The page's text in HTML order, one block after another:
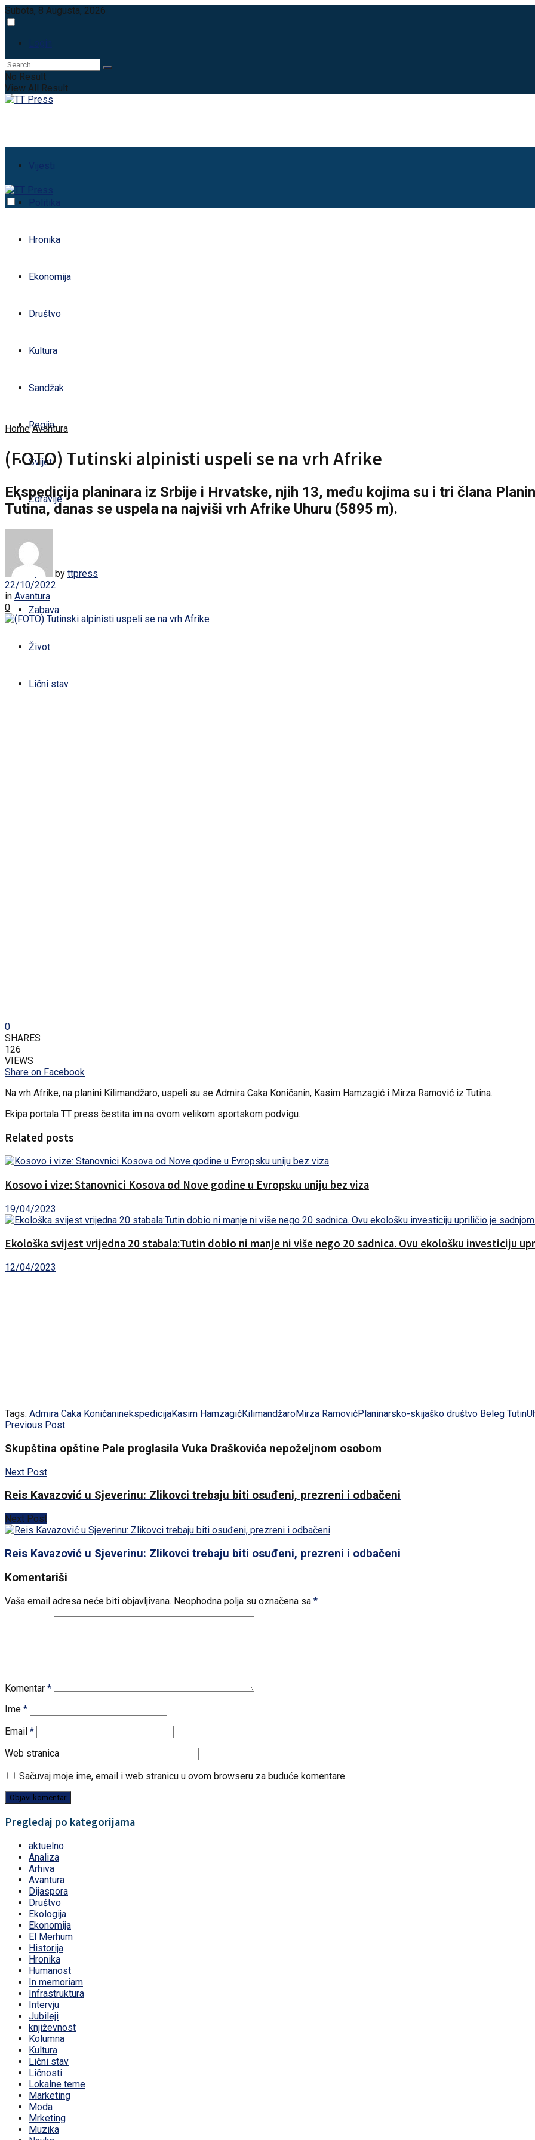
Subota, 8 Augusta, 2026
Login
No Result
View All Result
Vijesti
Politika
Hronika
Ekonomija
Društvo
Kultura
Sandžak
Regija
Svijet
Zdravlje
Sport
Zabava
Život
Lični stav
Home Avantura
(FOTO) Tutinski alpinisti uspeli se na vrh Afrike
Ekspedicija planinara iz Srbije i Hrvatske, njih 13, među kojima su i tri člana
Tutina, danas se uspela na najviši vrh Afrike Uhuru (5895 m).
by ttpress
22/10/2022
in Avantura
0
0
SHARES
126
VIEWS
Share on Facebook
Na vrh Afrike, na planini Kilimandžaro, uspeli su se Admira Caka Koničanin, Kasim Hamzagić i Mirza Ramović iz Tutina.
Ekipa portala TT press čestita im na ovom velikom sportskom podvigu.
Related posts
Kosovo i vize: Stanovnici Kosova od Nove godine u Evropsku uniju bez viza
19/04/2023
Ekološka svijest vrijedna 20 stabala:Tutin dobio ni manje ni više nego 20 sadnica. Ovu ekološku investiciju
12/04/2023
Tags: Admira Caka KoničaninekspedicijaKasim HamzagićKilimandžaroMirza RamovićPlaninarsko-skijaško društvo Beleg Tutin
Previous Post
Skupština opštine Pale proglasila Vuka Draškovića nepoželjnom osobom
Next Post
Reis Kavazović u Sjeverinu: Zlikovci trebaju biti osuđeni, prezreni i odbačeni
Next Post
Reis Kavazović u Sjeverinu: Zlikovci trebaju biti osuđeni, prezreni i odbačeni
Komentariši
Vaša email adresa neće biti objavljivana. Neophodna polja su označena sa *
Komentar *
Ime *
Email *
Web stranica
Sačuvaj moje ime, email i web stranicu u ovom browseru za buduće komentare.
Pregledaj po kategorijama
aktuelno
Analiza
Arhiva
Avantura
Dijaspora
Društvo
Ekologija
Ekonomija
El Merhum
Historija
Hronika
Humanost
In memoriam
Infrastruktura
Intervju
Jubileji
književnost
Kolumna
Kultura
Lični stav
Ličnosti
Lokalne teme
Marketing
Moda
Mrketing
Muzika